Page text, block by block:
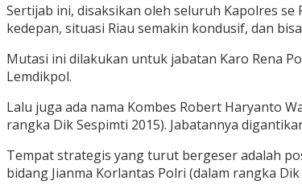
Sertijab ini, disaksikan oleh seluruh Kapolres
kedepan, situasi Riau semakin kondusif, dan
Mutasi ini dilakukan untuk jabatan Karo Rena
Lemdikpol.
Lalu juga ada nama Kombes Robert Haryanto
rangka Dik Sespimti 2015). Jabatannya
Tempat strategis yang turut bergeser adalah
bidang Jianma Korlantas Polri (dalam rangka